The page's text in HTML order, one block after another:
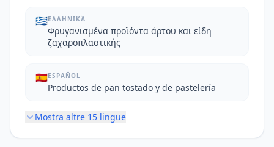
🇬🇷ΕΛΛΗΝΙΚΆ
Φρυγανισμένα προϊόντα άρτου και είδη
ζαχαροπλαστικής
🇪🇸ESPAÑOL
Productos de pan tostado y de pastelería
Mostra altre 15 lingue